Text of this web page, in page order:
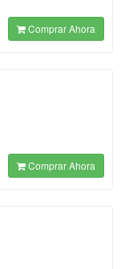
Comprar Ahora
Comprar Ahora